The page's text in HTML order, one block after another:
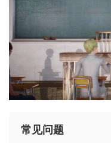
常见问题